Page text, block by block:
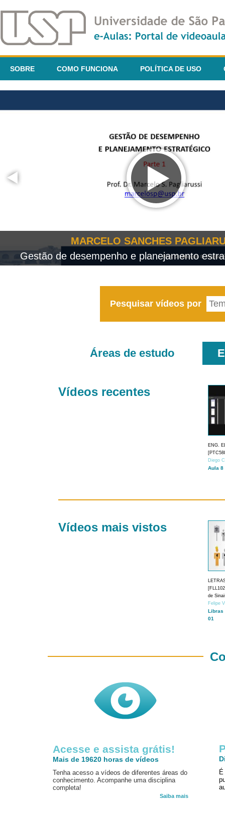
SOBRE COMO FUNCIONA POLÍTICA DE USO
MARCELO SANCHES
Gestão de desempenho e planejamento
Pesquisar vídeos por
Áreas de estudo
Vídeos recentes
ENG.
Diego
Aula 8
Vídeos mais vistos
de
Felipe
Libras
01
Acesse e assista grátis!
Mais de 19620 horas de vídeos
Tenha acesso a vídeos de diferentes áreas do
conhecimento. Acompanhe uma disciplina
completa!
Saiba mais